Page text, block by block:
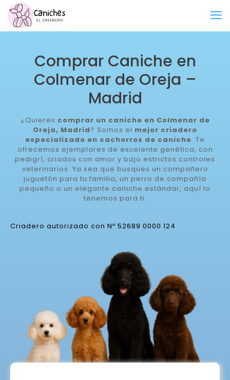
Comprar Caniche en
Colmenar de Oreja –
Madrid
¿Quieres comprar un caniche en Colmenar de
Oreja, Madrid? Somos el mejor criadero
especializado en cachorros de caniche. Te
ofrecemos ejemplares de excelente genética, con
pedigrí, criados con amor y bajo estrictos controles
veterinarios. Ya sea que busques un compañero
juguetón para tu familia, un perro de compañía
pequeño o un elegante caniche estándar, aquí lo
tenemos para ti.
Criadero autorizado con Nº 52689 0000 124